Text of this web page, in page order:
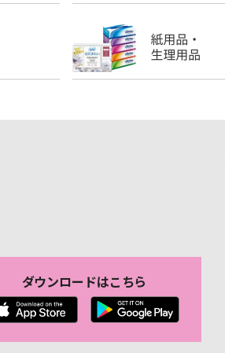
ダウンロードはこちら